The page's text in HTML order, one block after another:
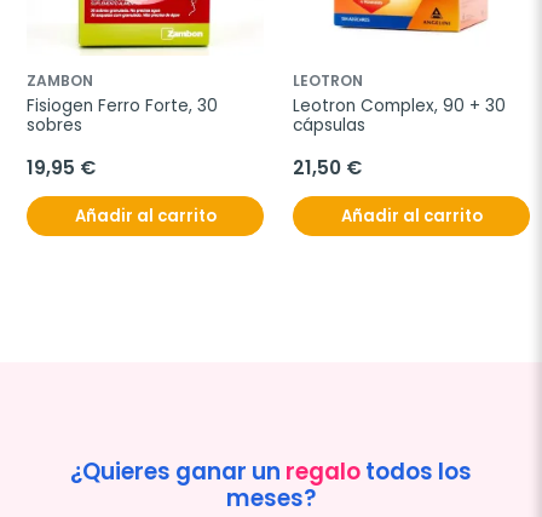
ZAMBON
Fisiogen Ferro Forte, 30
sobres
19,95 €
Añadir al carrito
LEOTRON
Leotron Complex, 90 + 30
cápsulas
21,50 €
Añadir al carrito
¿Quieres ganar un regalotodos los
meses?